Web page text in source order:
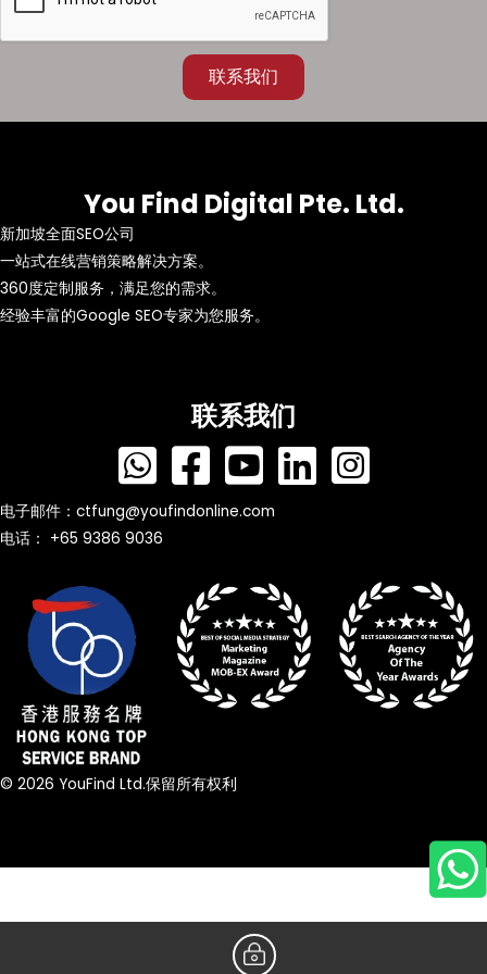
联系我们
You Find Digital Pte. Ltd.
新加坡全面SEO公司
一站式在线营销策略解决方案。
360度定制服务，满足您的需求。
经验丰富的Google SEO专家为您服务。
联系我们
电子邮件： ctfung@youfindonline.com
电话： +65 9386 9036
© 2026 YouFind Ltd.保留所有权利